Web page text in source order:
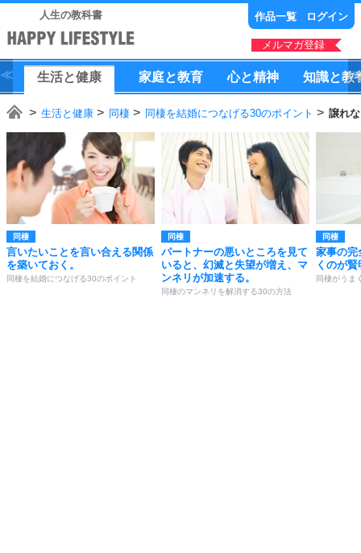
人生の教科書 作品一覧 ログイン
メルマガ登録
生活と健康 家庭と教育 心と精神 知識と教
生活と健康 同棲 同棲を結婚につなげる30のポイント 譲れ
同棲
言いたいことを言い合える関係
を築いておく。
同棲を結婚につなげる30のポイント
同棲
パートナーの悪いところを見て
いると、幻滅と失望が増え、マ
ンネリが加速する。
同棲のマンネリを解消する30の方法
同棲
家事の完
くのが賢
同棲がうま